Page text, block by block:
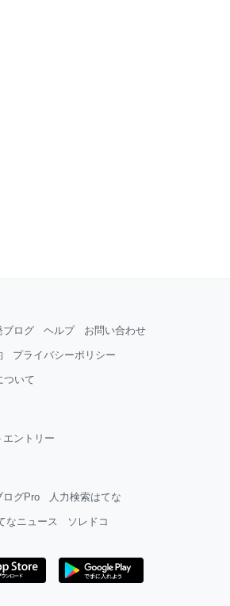
ブログ ヘルプ お問い合わせ
プライバシーポリシー
ついて
エントリー
ログPro 人力検索はてな
なニュース ソレドコ